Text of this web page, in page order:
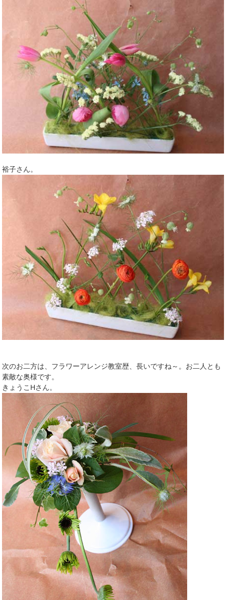
裕子さん。
次のお二方は、フラワーアレンジ教室歴、長いですね～。お二人とも
素敵な奥様です。
きょうこHさん。